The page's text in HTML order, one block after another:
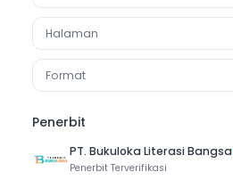
Halaman
Format
Penerbit
PT. Bukuloka Literasi Bangsa
Penerbit Terverifikasi